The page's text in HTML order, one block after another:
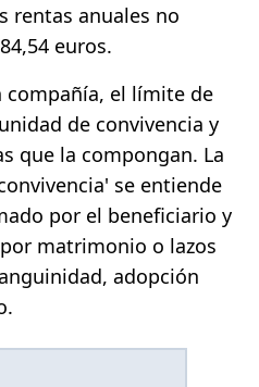
rentas anuales no
euros.
compañía, el límite de
de convivencia y
que la compongan. La
se entiende
por el beneficiario y
matrimonio o lazos
adopción